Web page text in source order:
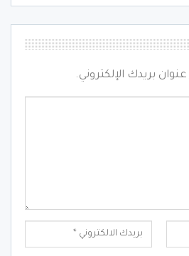
بريدك الإلكتروني.